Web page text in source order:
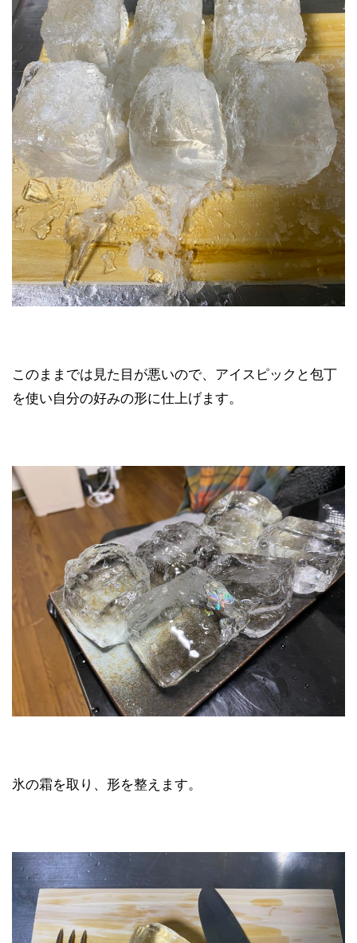
このままでは見た目が悪いので、アイスピックと包丁
を使い自分の好みの形に仕上げます。
氷の霜を取り、形を整えます。